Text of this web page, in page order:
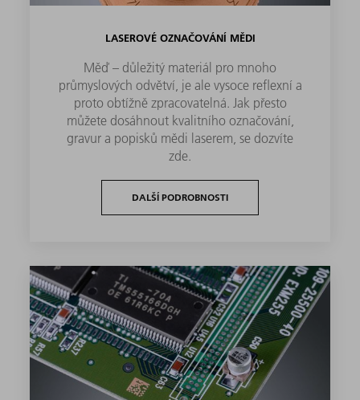
LASEROVÉ OZNAČOVÁNÍ MĚDI
Měď – důležitý materiál pro mnoho
průmyslových odvětví, je ale vysoce reflexní a
proto obtížně zpracovatelná. Jak přesto
můžete dosáhnout kvalitního označování,
gravur a popisků mědi laserem, se dozvíte
zde.
DALŠÍ PODROBNOSTI